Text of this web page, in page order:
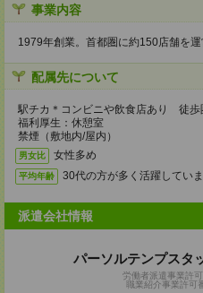
事業内容
1979年創業。首都圏に約150店舗を運
配属先について
駅チカ＊コンビニや飲食店あり 徒歩
福利厚生：休憩室
禁煙（敷地内/屋内）
男女比 女性多め
平均年齢 30代の方が多く活躍していま
派遣会社情報
パーソルテンプス
労働者派遣事業許
職業紹介事業許可